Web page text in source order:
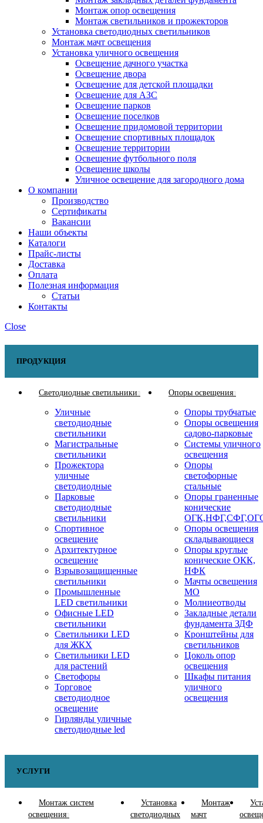
Монтаж опор освещения
Монтаж светильников и прожекторов
Установка светодиодных светильников
Монтаж мачт освещения
Установка уличного освещения
Освещение дачного участка
Освещение двора
Освещение для детской площадки
Освещение для АЗС
Освещение парков
Освещение поселков
Освещение придомовой территории
Освещение спортивных площадок
Освещение территории
Освещение футбольного поля
Освещение школы
Уличное освещение для загородного дома
О компании
Производство
Сертификаты
Вакансии
Наши объекты
Каталоги
Прайс-листы
Доставка
Оплата
Полезная информация
Статьи
Контакты
Close
ПРОДУКЦИЯ
Светодиодные светильники
Уличные
светодиодные
светильники
Магистральные
светильники
Прожектора
уличные
светодиодные
Парковые
светодиодные
светильники
Спортивное
освещение
Архитектурное
освещение
Взрывозащищенные
светильники
Промышленные
LED светильники
Офисные LED
светильники
Cветильники LED
для ЖКХ
Светильники LED
для растений
Светофоры
Торговое
светодиодное
освещение
Гирлянды уличные
светодиодные led
Опоры освещения
Опоры трубчатые
Опоры освещения
садово-парковые
Системы уличного
освещения
Опоры
светофорные
стальные
Опоры граненные
конические
Опоры освещения
складывающиеся
Опоры круглые
конические ОКК,
НФК
Мачты освещения
МО
Молниеотводы
Закладные детали
фундамента ЗДФ
Кронштейны для
светильников
Цоколь опор
освещения
Шкафы питания
уличного
освещения
УСЛУГИ
Монтаж систем
освещения
Установка
светодиодных
Монтаж
мачт